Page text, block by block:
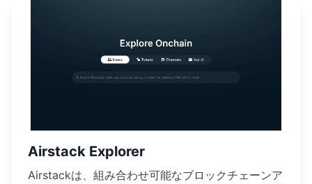
Airstack Explorer
Airstackは、組み合わせ可能なブロックチェーンア